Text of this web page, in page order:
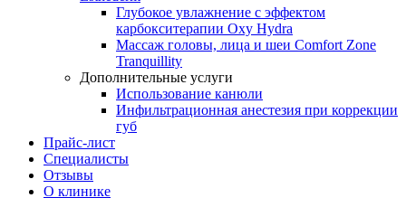
Глубокое увлажнение с эффектом
карбокситерапии Oxy Hydra
Массаж головы, лица и шеи Comfort Zone
Tranquillity
Дополнительные услуги
Использование канюли
Инфильтрационная анестезия при коррекции
губ
Прайс-лист
Специалисты
Отзывы
О клинике